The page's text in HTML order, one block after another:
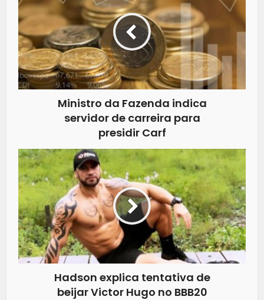
Ministro da Fazenda indica
servidor de carreira para
presidir Carf
Hadson explica tentativa de
beijar Victor Hugo no BBB20